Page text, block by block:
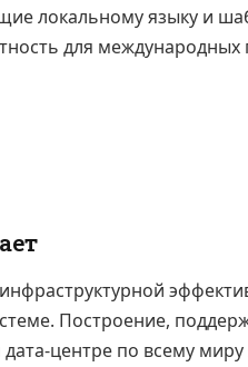
локальному языку и
для международных
Построение,
центре по всему